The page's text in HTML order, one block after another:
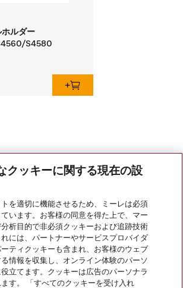
ホルダー
S4580
クッキーに関する現在の設
を適切に機能させるため、ミーレは必須
います。お客様の同意を得た上で、マー
析目的で非必須クッキーおよび追跡技術
には、パートナーやサービスプロバイダ
ティクッキーも含まれ、お客様のウェブ
情報を収集し、オンライン体験のパーソ
立てます。クッキーは広告のパーソナラ
す。 「すべてのクッキーを受け入れ